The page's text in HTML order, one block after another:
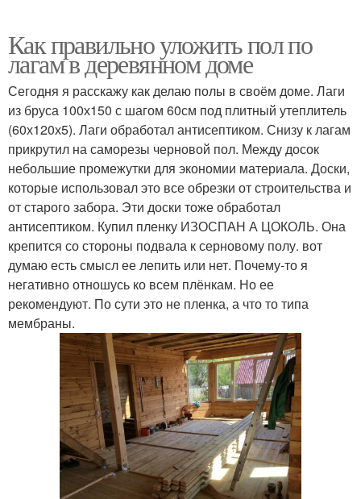
Как правильно уложить пол по
лагам в деревянном доме
Сегодня я расскажу как делаю полы в своём доме. Лаги
из бруса 100х150 с шагом 60см под плитный утеплитель
(60х120х5). Лаги обработал антисептиком. Снизу к лагам
прикрутил на саморезы черновой пол. Между досок
небольшие промежутки для экономии материала. Доски,
которые использовал это все обрезки от строительства и
от старого забора. Эти доски тоже обработал
антисептиком. Купил пленку ИЗОСПАН А ЦОКОЛЬ. Она
крепится со стороны подвала к серновому полу. вот
думаю есть смысл ее лепить или нет. Почему-то я
негативно отношусь ко всем плёнкам. Но ее
рекомендуют. По сути это не пленка, а что то типа
мембраны.